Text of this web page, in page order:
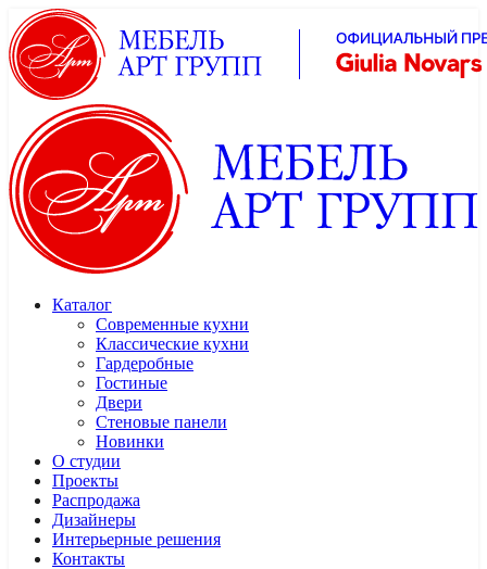
Каталог
Современные кухни
Классические кухни
Гардеробные
Гостиные
Двери
Стеновые панели
Новинки
О студии
Проекты
Распродажа
Дизайнеры
Интерьерные решения
Контакты